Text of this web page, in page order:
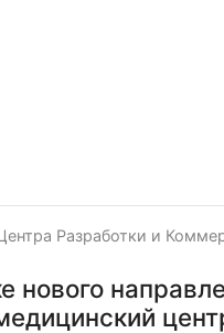
Разработки и
нового